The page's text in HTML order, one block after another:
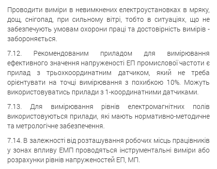
Проводити виміри в невимкнених електроустановках в мряку,
дощ, снігопад, при сильному вітрі, тобто в ситуаціях, що не
забезпечують умовам охорони праці та достовірність вимірів -
забороняється.
7.12. Рекомендованим приладом для вимірювання
ефективного значення напруженості ЕП промислової частоти є
прилад з трьохкоординатним датчиком, який не треба
орієнтувати на точці вимірювання з похибкою 10%. Можуть
використовуватись прилади з 1-координатними датчиками.
7.13. Для вимірювання рівнів електромагнітних полів
використовуються прилади, які мають нормативно-методичне
та метрологічне забезпечення.
7.14. В залежності від розташування робочих місць працівників
у зонах впливу ЕМП проводяться інструментальні виміри або
розрахунки рівнів напруженостей ЕП, МП.